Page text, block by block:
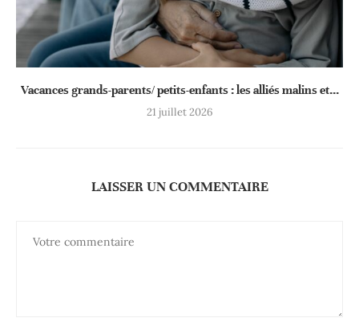
Vacances grands-parents/ petits-enfants : les alliés malins et...
21 juillet 2026
LAISSER UN COMMENTAIRE